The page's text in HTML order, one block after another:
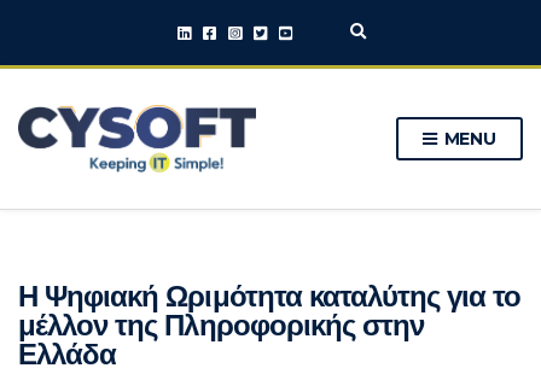
E
p
a
f
o
r
MENU
Η Ψηφιακή Ωριμότητα καταλύτης για το
μέλλον της Πληροφορικής στην
Ελλάδα